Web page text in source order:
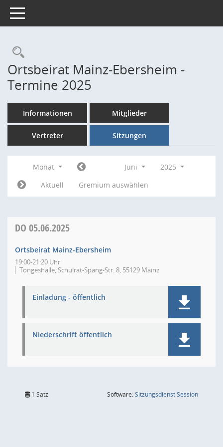
Toggle navigation
Rechercheauswahl
Ortsbeirat Mainz-Ebersheim -
Termine 2025
Informationen Mitglieder
Vertreter Sitzungen
Monat Juni
2025
Aktuell
Gremium auswählen
DO 05.06.2025
Ortsbeirat Mainz-Ebersheim
19:00-21:20 Uhr
Töngeshalle, Schulrat-Spang-Str. 8, 55129 Mainz
Einladung - öffentlich
Niederschrift öffentlich
1 Satz Software:SitzungsdienstSession(Wird in